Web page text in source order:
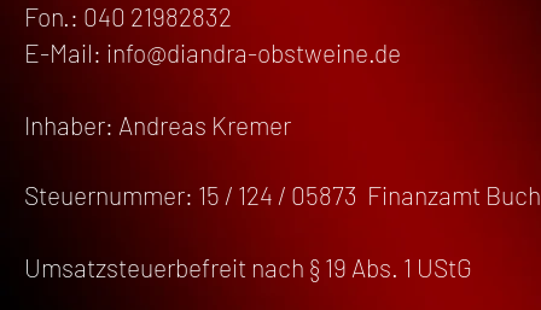
Fon.: 040 21982832
E-Mail: info@diandra-obstweine.de
Inhaber: Andreas Kremer
Steuernummer: 15 / 124 / 05873 Finanzamt
Umsatzsteuerbefreit nach § 19 Abs. 1 UStG